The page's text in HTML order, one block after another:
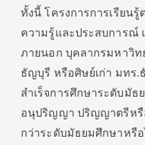
ทั้งนี้ โครงการการเรียน
ความรู้และประสบการณ์
ภายนอก บุคลากรมหาวิท
ธัญบุรี หรือศิษย์เก่า มทร.
สำเร็จการศึกษาระดับมั
อนุปริญญา ปริญญาตรีหรื
กว่าระดับมัธยมศึกษาหรื